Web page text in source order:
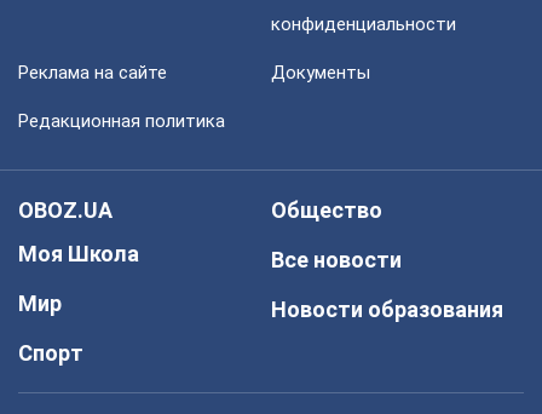
конфиденциальности
Реклама на сайте Документы
Редакционная политика
OBOZ.UA
Моя Школа
Мир
Спорт
Общество
Все новости
Новости образования